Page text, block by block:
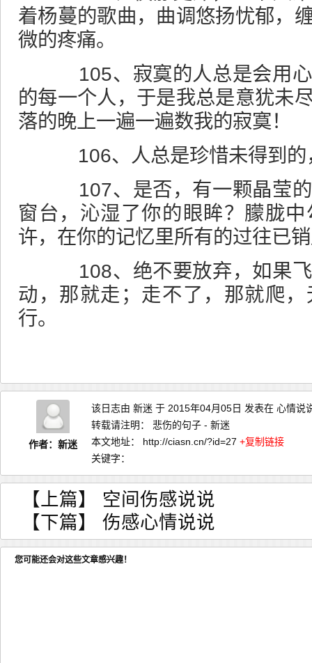
着杨蔓的歌曲，曲调悠扬忧郁，
微的疼痛。
105、寂寞的人总是会用心
的每一个人，于是我总是意犹未
落的晚上一遍一遍数我的寂寞！
106、人总是珍惜未得到的
107、是否，有一颗晶莹的
窗台，沁湿了你的眼眸？朦胧
许，在你的记忆里所有的过往已
108、绝不要放弃，如果飞
动，那就走；走不了，那就爬
行。
作者：新迷
该日志由 新迷 于 2015年04月05日 发表在 心情说
转载请注明： 悲伤的句子 - 新迷
本文地址： http://ciasn.cn/?id=27 +复制链接
关键字：
【上篇】 空间伤感说说
【下篇】 伤感心情说说
您可能还会对这些文章感兴趣！